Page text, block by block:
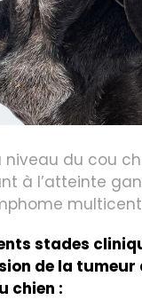
niveau du cou
à l’atteinte
stades
de la tumeur
chien :